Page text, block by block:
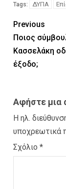
Tags: ΔΥΠΑ
Previous
Ποιος
Κασσελάκη
έξοδο;
Αφήστε μια
Η ηλ.
υποχρεωτικά
Σχόλιο *